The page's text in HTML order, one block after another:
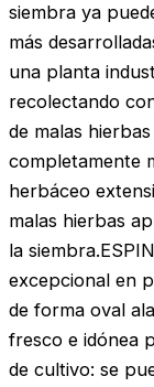
siembra ya
más
una planta
recolectando
de malas
completamente
herbáceo
malas hierbas
la
excepcional en
de forma oval
fresco e idónea
de cultivo: se